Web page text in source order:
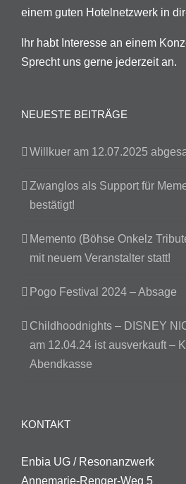
einem guten Hotelnetzwerk in
Ihr habt Interesse an einem
Sprecht uns gerne jederzeit an.
NEUESTE BEITRÄGE
Willkuer am 12.07.2025
Zwanglos als Support für
bestätigt!
Memento (Böhse Onkelz
mit neuem Veranstalter statt!
Pogo Festival 2024 – Absage
Childhoodnights – DISNEY
am 12.04.24 ist ausverkauft –
Abendkasse
KONTAKT
Enbia UG / Resonanzwerk
Annemarie-Renger-Weg 5